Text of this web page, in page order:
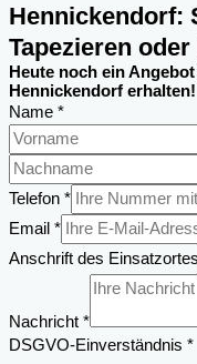
Hennickendorf:
Tapezieren
Heute noch ein
Hennickendorf erhalten!
Name *
Telefon *
Email *
Nachricht
Einsatzortes
Anschrift des Einsatzortes
Nachricht *
DSGVO-Einverständnis *